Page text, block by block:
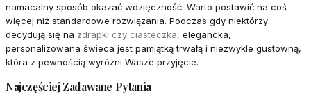
namacalny sposób okazać wdzięczność. Warto postawić na coś
więcej niż standardowe rozwiązania. Podczas gdy niektórzy
decydują się na zdrapki czy ciasteczka, elegancka,
personalizowana świeca jest pamiątką trwałą i niezwykle gustowną,
która z pewnością wyróżni Wasze przyjęcie.
Najczęściej Zadawane Pytania